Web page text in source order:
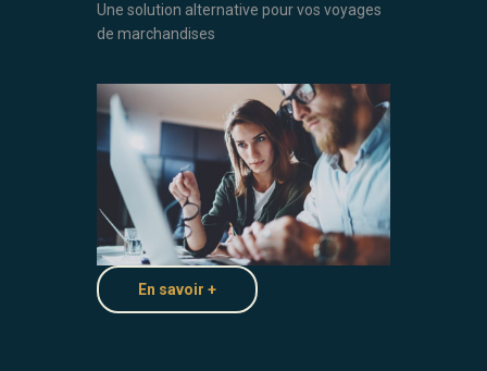
Une solution alternative pour vos voyages
de marchandises
En savoir +